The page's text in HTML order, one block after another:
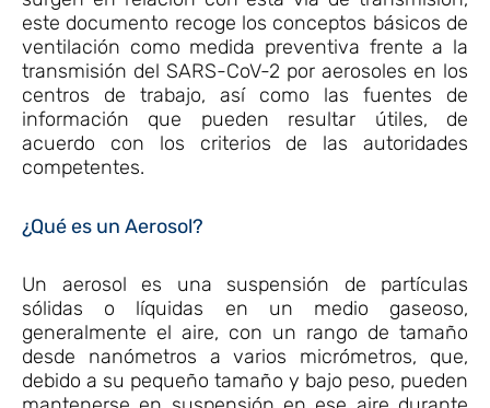
este documento recoge los conceptos básicos de
ventilación como medida preventiva frente a la
transmisión del SARS-CoV-2 por aerosoles en los
centros de trabajo, así como las fuentes de
información que pueden resultar útiles, de
acuerdo con los criterios de las autoridades
competentes.
¿Qué es un Aerosol?
Un aerosol es una suspensión de partículas
sólidas o líquidas en un medio gaseoso,
generalmente el aire, con un rango de tamaño
desde nanómetros a varios micrómetros, que,
debido a su pequeño tamaño y bajo peso, pueden